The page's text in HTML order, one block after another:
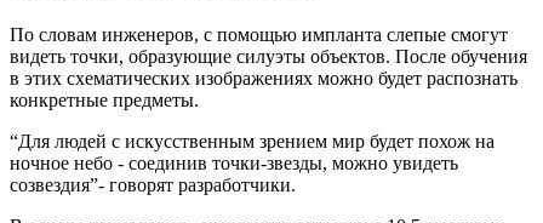
По словам инженеров, с помощью импланта слепые смогут
видеть точки, образующие силуэты объектов. После обучения
в этих схематических изображениях можно будет распознать
конкретные предметы.
“Для людей с искусственным зрением мир будет похож на
ночное небо - соединив точки-звезды, можно увидеть
созвездия”- говорят разработчики.